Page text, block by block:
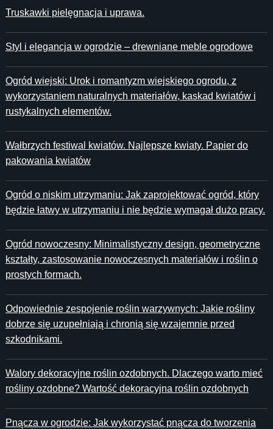
Truskawki pielęgnacja i uprawa.
Styl i elegancja w ogrodzie – drewniane meble ogrodowe
Ogród wiejski: Urok i romantyzm wiejskiego ogrodu, z
wykorzystaniem naturalnych materiałów, kaskad kwiatów i
rustykalnych elementów.
Wałbrzych festiwal kwiatów. Najlepsze kwiaty. Papier do
pakowania kwiatów
Ogród o niskim utrzymaniu: Jak zaprojektować ogród, który
będzie łatwy w utrzymaniu i nie będzie wymagał dużo pracy.
Ogród nowoczesny: Minimalistyczny design, geometryczne
kształty, zastosowanie nowoczesnych materiałów i roślin o
prostych formach.
Odpowiednie zespojenie roślin warzywnych: Jakie rośliny
dobrze się uzupełniają i chronią się wzajemnie przed
szkodnikami.
Walory dekoracyjne roślin ozdobnych. Dlaczego warto mieć
rośliny ozdobne? Wartość dekoracyjna roślin ozdobnych
Pnącza w ogrodzie: Jak wykorzystać pnącza do tworzenia